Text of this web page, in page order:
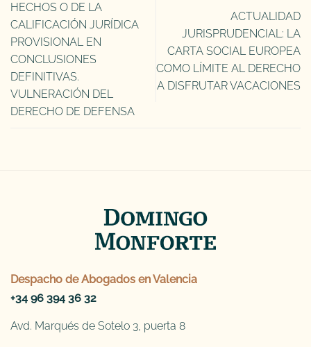
HECHOS O DE LA
CALIFICACIÓN JURÍDICA
PROVISIONAL EN
CONCLUSIONES
DEFINITIVAS.
VULNERACIÓN DEL
DERECHO DE DEFENSA
ACTUALIDAD
JURISPRUDENCIAL: LA
CARTA SOCIAL EUROPEA
COMO LÍMITE AL DERECHO
A DISFRUTAR VACACIONES
Despacho de Abogados en Valencia
+34 96 394 36 32
Avd. Marqués de Sotelo 3, puerta 8